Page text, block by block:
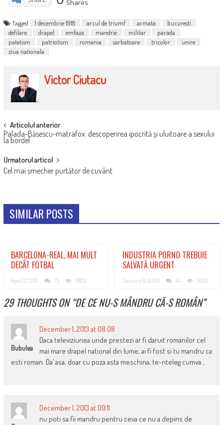
Shares
Tagged 1 decembrie 1918 arcul de triumf armata
bucuresti
defilare
drapel emfaza mandrie militar
parada
patetism
patriotism romania sarbatoare tricolor
unire
ziua nationala
Victor Ciutacu
POST
NAVIGATION
Articolul anterior
Palada-Băsescu-matrafox: descoperirea ipocrită şi uluitoare a sexului
la bordel
Urmatorul articol
Cel mai șmecher purtător de cuvânt
SIMILAR POSTS
BARCELONA-REAL, MAI MULT
DECÂT FOTBAL
April 27, 2011 75 6826
INDUSTRIA PORNO TREBUIE
SALVATĂ URGENT
January 8, 2009 44 3072
29 THOUGHTS ON “DE CE NU-S MÂNDRU CĂ-S ROMÂN”
Bubulea
December 1, 2013 at 08:08
Daca televiziunea unde prestezi ar fi daruit romanilor cel
mai mare drapel national din lume, ai fi fost si tu mandru ca
esti roman. Da’ asa, doar cu poza asta meschina, te-nteleg cumva…
December 1, 2013 at 09:11
nu poti sa fii mandru pentru ceva ce nu a depins de